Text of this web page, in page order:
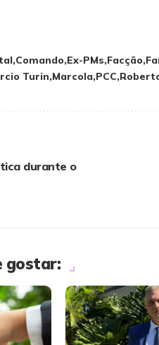
Comando Ex-PMs Facção
Turin Marcola PCC
durante o
gostar: